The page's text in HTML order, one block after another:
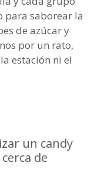
para saborear la
de azúcar y
por un rato,
estación ni el
un candy
de